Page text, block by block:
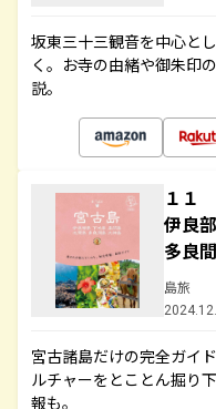
坂東三十三観音を中心と
く。お寺の由緒や御朱印
説。
１１
伊良
多良
島旅
宮古諸島だけの完全ガイ
ルチャーをとことん掘り
報も。